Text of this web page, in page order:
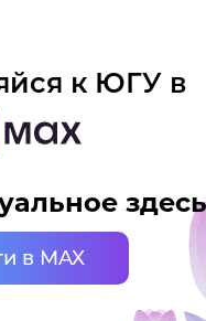
к ЮГУ в
в MAX
с хештегом #ЮГУ
организации
Чехова, 16